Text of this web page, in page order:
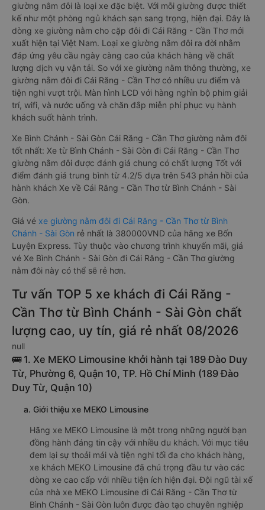
giường nằm đôi là loại xe đặc biệt. Với mỗi giường được thiết
kế như một phòng ngủ khách sạn sang trọng, hiện đại. Đây là
dòng xe giường nằm cho cặp đôi đi Cái Răng - Cần Thơ mới
xuất hiện tại Việt Nam. Loại xe giường nằm đôi ra đời nhằm
đáp ứng yêu cầu ngày càng cao của khách hàng về chất
lượng dịch vụ vận tải. So với xe giường nằm thông thường, xe
giường nằm đôi đi Cái Răng - Cần Thơ có nhiều ưu điểm và
tiện nghi vượt trội. Màn hình LCD với hàng nghìn bộ phim giải
trí, wifi, và nước uống và chăn đắp miễn phí phục vụ hành
khách suốt hành trình.
Xe Bình Chánh - Sài Gòn Cái Răng - Cần Thơ giường nằm đôi
tốt nhất: Xe từ Bình Chánh - Sài Gòn đi Cái Răng - Cần Thơ
giường nằm đôi được đánh giá chung có chất lượng Tốt với
điểm đánh giá trung bình từ 4.2/5 dựa trên 543 phản hồi của
hành khách Xe về Cái Răng - Cần Thơ từ Bình Chánh - Sài
Gòn.
Giá vé xe giường nằm đôi đi Cái Răng - Cần Thơ từ Bình
Chánh - Sài Gòn rẻ nhất là 380000VND của hãng xe Bốn
Luyện Express. Tùy thuộc vào chương trình khuyến mãi, giá
vé Xe Bình Chánh - Sài Gòn đi Cái Răng - Cần Thơ giường
nằm đôi này có thể sẽ rẻ hơn.
Tư vấn TOP 5 xe khách đi Cái Răng -
Cần Thơ từ Bình Chánh - Sài Gòn chất
lượng cao, uy tín, giá rẻ nhất 08/2026
null
🚌 1. Xe MEKO Limousine khởi hành tại 189 Đào Duy
Từ, Phường 6, Quận 10, TP. Hồ Chí Minh (189 Đào
Duy Từ, Quận 10)
a. Giới thiệu xe MEKO Limousine
Hãng xe MEKO Limousine là một trong những người bạn
đồng hành đáng tin cậy với nhiều du khách. Với mục tiêu
đem lại sự thoải mái và tiện nghi tối đa cho khách hàng,
xe khách MEKO Limousine đã chú trọng đầu tư vào các
dòng xe cao cấp với nhiều tiện ích hiện đại. Đội ngũ tài xế
của nhà xe MEKO Limousine đi Cái Răng - Cần Thơ từ
Bình Chánh - Sài Gòn luôn được đào tạo chuyên nghiệp